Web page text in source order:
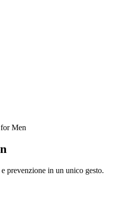
Men
prevenzione in un unico gesto.